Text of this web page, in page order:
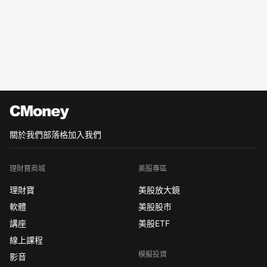
關於我們部落格加入我們
理財寶商城
理財寶
軟體
講座
線上課程
影音
美股專區
美股放大鏡
美股股市
美股ETF
模擬投資